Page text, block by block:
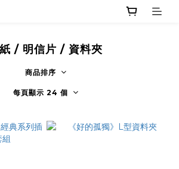
/ 明信片 / 資料夾
商品排序
每頁顯示 24 個